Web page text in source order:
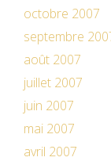
octobre 2007
septembre
août 2007
juillet 2007
juin 2007
mai 2007
avril 2007